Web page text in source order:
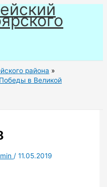
района
в Великой
/11.05.2019